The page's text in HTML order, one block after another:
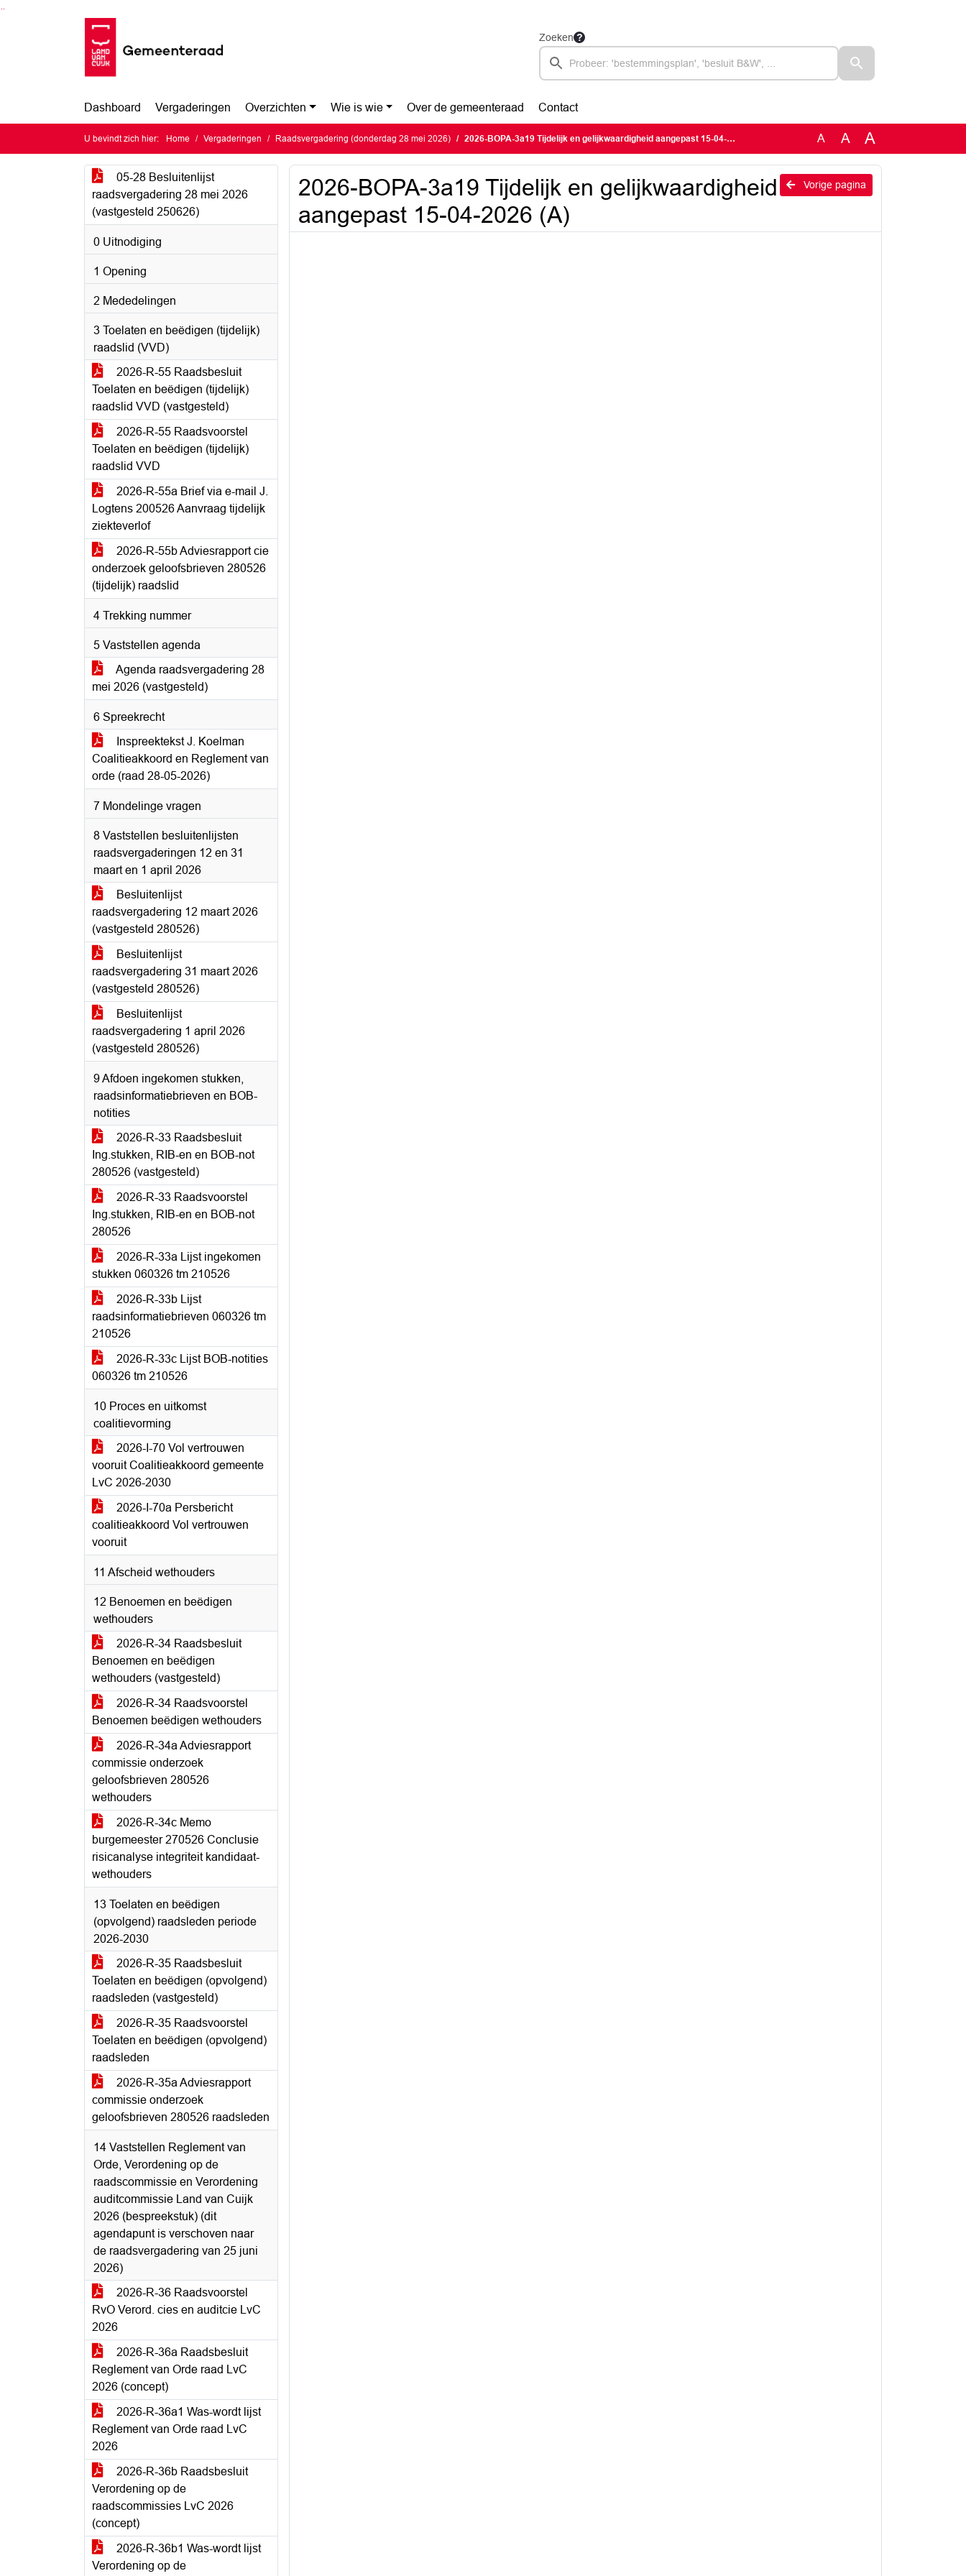
Ga naar de inhoud van deze pagina
Ga naar het zoeken
Ga naar het menu
Zoeken
Dashboard Vergaderingen Overzichten Wie is wie Over de gemeenteraad Contact
U bevindt zich hier: Home Vergaderingen Raadsvergadering (donderdag 28 mei 2026) 2026-BOPA-3a19 Tijdelijk en gelijkwaardigheid aangepast 15-04-2026 (A) A A A
05-28 Besluitenlijst
raadsvergadering 28 mei 2026
(vastgesteld 250626)
0 Uitnodiging
1 Opening
2 Mededelingen
3 Toelaten en beëdigen (tijdelijk)
raadslid (VVD)
2026-R-55 Raadsbesluit
Toelaten en beëdigen (tijdelijk)
raadslid VVD (vastgesteld)
2026-R-55 Raadsvoorstel
Toelaten en beëdigen (tijdelijk)
raadslid VVD
2026-R-55a Brief via e-mail J.
Logtens 200526 Aanvraag tijdelijk
ziekteverlof
2026-R-55b Adviesrapport cie
onderzoek geloofsbrieven 280526
(tijdelijk) raadslid
4 Trekking nummer
5 Vaststellen agenda
Agenda raadsvergadering 28
mei 2026 (vastgesteld)
6 Spreekrecht
Inspreektekst J. Koelman
Coalitieakkoord en Reglement van
orde (raad 28-05-2026)
7 Mondelinge vragen
8 Vaststellen besluitenlijsten
raadsvergaderingen 12 en 31
maart en 1 april 2026
Besluitenlijst
raadsvergadering 12 maart 2026
(vastgesteld 280526)
Besluitenlijst
raadsvergadering 31 maart 2026
(vastgesteld 280526)
Besluitenlijst
raadsvergadering 1 april 2026
(vastgesteld 280526)
9 Afdoen ingekomen stukken,
raadsinformatiebrieven en BOB-
notities
2026-R-33 Raadsbesluit
Ing.stukken, RIB-en en BOB-not
280526 (vastgesteld)
2026-R-33 Raadsvoorstel
Ing.stukken, RIB-en en BOB-not
280526
2026-R-33a Lijst ingekomen
stukken 060326 tm 210526
2026-R-33b Lijst
raadsinformatiebrieven 060326 tm
210526
2026-R-33c Lijst BOB-notities
060326 tm 210526
10 Proces en uitkomst
coalitievorming
2026-I-70 Vol vertrouwen
vooruit Coalitieakkoord gemeente
LvC 2026-2030
2026-I-70a Persbericht
coalitieakkoord Vol vertrouwen
vooruit
11 Afscheid wethouders
12 Benoemen en beëdigen
wethouders
2026-R-34 Raadsbesluit
Benoemen en beëdigen
wethouders (vastgesteld)
2026-R-34 Raadsvoorstel
Benoemen beëdigen wethouders
2026-R-34a Adviesrapport
commissie onderzoek
geloofsbrieven 280526
wethouders
2026-R-34c Memo
burgemeester 270526 Conclusie
risicanalyse integriteit kandidaat-
wethouders
13 Toelaten en beëdigen
(opvolgend) raadsleden periode
2026-2030
2026-R-35 Raadsbesluit
Toelaten en beëdigen (opvolgend)
raadsleden (vastgesteld)
2026-R-35 Raadsvoorstel
Toelaten en beëdigen (opvolgend)
raadsleden
2026-R-35a Adviesrapport
commissie onderzoek
geloofsbrieven 280526 raadsleden
14 Vaststellen Reglement van
Orde, Verordening op de
raadscommissie en Verordening
auditcommissie Land van Cuijk
2026 (bespreekstuk) (dit
agendapunt is verschoven naar
de raadsvergadering van 25 juni
2026)
2026-R-36 Raadsvoorstel
RvO Verord. cies en auditcie LvC
2026
2026-R-36a Raadsbesluit
Reglement van Orde raad LvC
2026 (concept)
2026-R-36a1 Was-wordt lijst
Reglement van Orde raad LvC
2026
2026-R-36b Raadsbesluit
Verordening op de
raadscommissies LvC 2026
(concept)
2026-R-36b1 Was-wordt lijst
Verordening op de
Vorige pagina
2026-BOPA-3a19 Tijdelijk en gelijkwaardigheid
aangepast 15-04-2026 (A)